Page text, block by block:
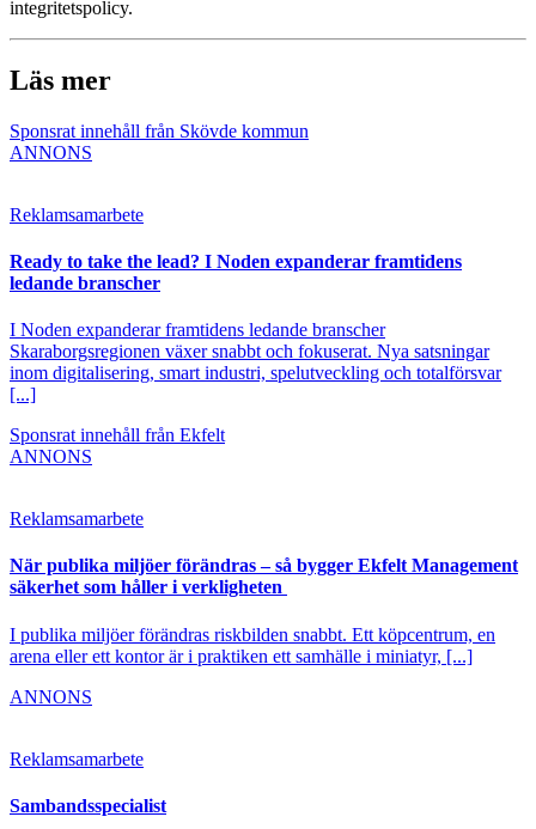
integritetspolicy.
Läs mer
Sponsrat innehåll från Skövde kommun
ANNONS
Reklamsamarbete
Ready to take the lead? I Noden expanderar framtidens
ledande branscher
I Noden expanderar framtidens ledande branscher
Skaraborgsregionen växer snabbt och fokuserat. Nya satsningar
inom digitalisering, smart industri, spelutveckling och totalförsvar
[...]
Sponsrat innehåll från Ekfelt
ANNONS
Reklamsamarbete
När publika miljöer förändras – så bygger Ekfelt Management
säkerhet som håller i verkligheten
I publika miljöer förändras riskbilden snabbt. Ett köpcentrum, en
arena eller ett kontor är i praktiken ett samhälle i miniatyr, [...]
ANNONS
Reklamsamarbete
Sambandsspecialist